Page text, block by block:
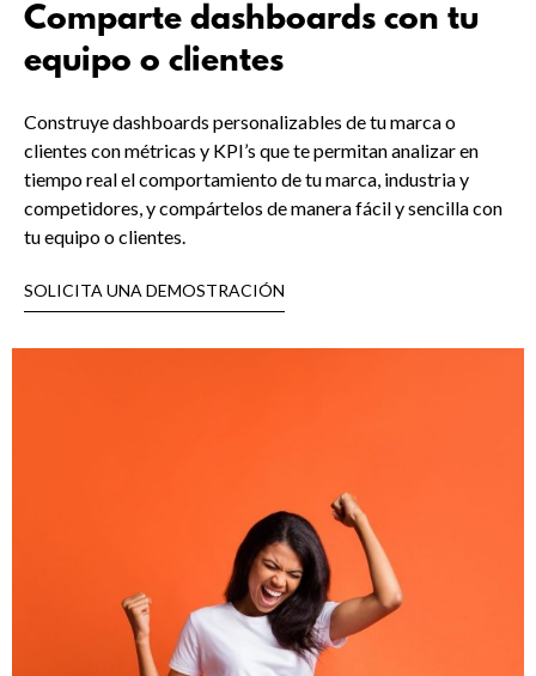
Comparte dashboards con tu
equipo o clientes
Construye dashboards personalizables de tu marca o
clientes con métricas y KPI’s que te permitan analizar en
tiempo real el comportamiento de tu marca, industria y
competidores, y compártelos de manera fácil y sencilla con
tu equipo o clientes.
SOLICITA UNA DEMOSTRACIÓN